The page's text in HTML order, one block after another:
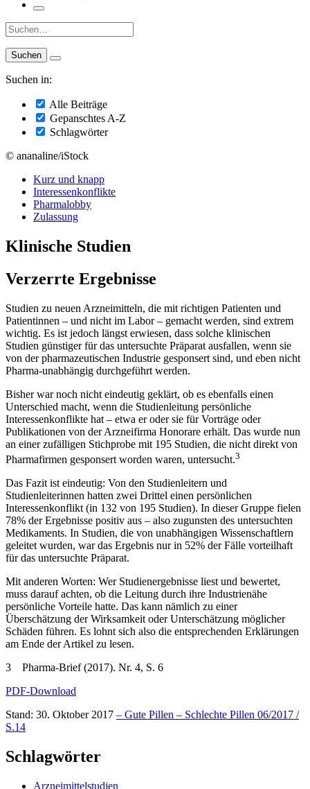
Suche:
Suchen in:
Alle Beiträge
Gepanschtes A-Z
Schlagwörter
© ananaline/iStock
Kurz und knapp
Interessenkonflikte
Pharmalobby
Zulassung
Klinische Studien
Verzerrte Ergebnisse
Studien zu neuen Arzneimitteln, die mit richtigen Patienten und
Patientinnen – und nicht im Labor – gemacht werden, sind extrem
wichtig. Es ist jedoch längst erwiesen, dass solche klinischen
Studien günstiger für das untersuchte Präparat ausfallen, wenn sie
von der pharmazeutischen Industrie gesponsert sind, und eben nicht
Pharma-unabhängig durchgeführt werden.
Bisher war noch nicht eindeutig geklärt, ob es ebenfalls einen
Unterschied macht, wenn die Studienleitung persönliche
Interessenkonflikte hat – etwa er oder sie für Vorträge oder
Publikationen von der Arzneifirma Honorare erhält. Das wurde nun
an einer zufälligen Stichprobe mit 195 Studien, die nicht direkt von
Pharmafirmen gesponsert worden waren, untersucht.3
Das Fazit ist eindeutig: Von den Studienleitern und
Studienleiterinnen hatten zwei Drittel einen persönlichen
Interessenkonflikt (in 132 von 195 Studien). In dieser Gruppe fielen
78% der Ergebnisse positiv aus – also zugunsten des untersuchten
Medikaments. In Studien, die von unabhängigen Wissenschaftlern
geleitet wurden, war das Ergebnis nur in 52% der Fälle vorteilhaft
für das untersuchte Präparat.
Mit anderen Worten: Wer Studienergebnisse liest und bewertet,
muss darauf achten, ob die Leitung durch ihre Industrienähe
persönliche Vorteile hatte. Das kann nämlich zu einer
Überschätzung der Wirksamkeit oder Unterschätzung möglicher
Schäden führen. Es lohnt sich also die entsprechenden Erklärungen
am Ende der Artikel zu lesen.
3 Pharma-Brief (2017). Nr. 4, S. 6
PDF-Download
Stand: 30. Oktober 2017 – Gute Pillen – Schlechte Pillen 06/2017 /
S.14
Schlagwörter
Arzneimittelstudien